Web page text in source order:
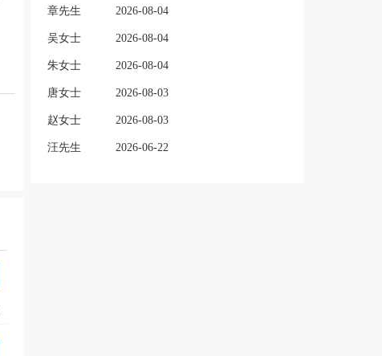
章先生 2026-08-04
吴女士 2026-08-04
朱女士 2026-08-04
唐女士 2026-08-03
赵女士 2026-08-03
汪先生 2026-06-22